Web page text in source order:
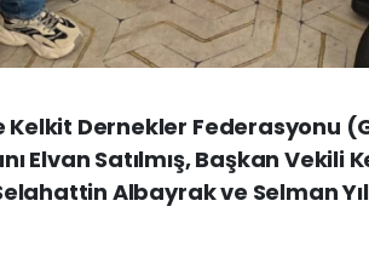
Dernekler Federasyonu
Elvan Satılmış, Başkan Vekili
Selahattin Albayrak ve Selman